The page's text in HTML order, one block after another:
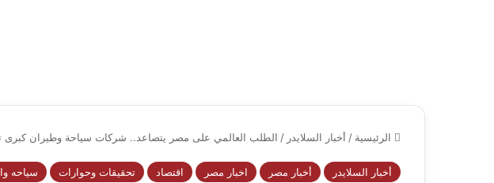
الرئيسية / أخبار السلايدر / الطلب العالمي على مصر يتصاعد.. شركات سياحة وطيران
أخبار السلايدر أخبار مصر اخبار مصر اقتصاد تحقيقات وحوارات سياحه